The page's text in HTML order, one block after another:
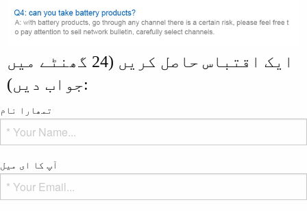
ایک اقتباس حاصل کریں (24 گھنٹے میں
جواب دیں):
تمھارا نام
آپ کا ای میل